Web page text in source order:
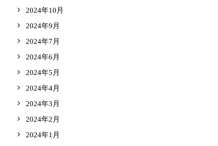
2024年10月
2024年9月
2024年7月
2024年6月
2024年5月
2024年4月
2024年3月
2024年2月
2024年1月